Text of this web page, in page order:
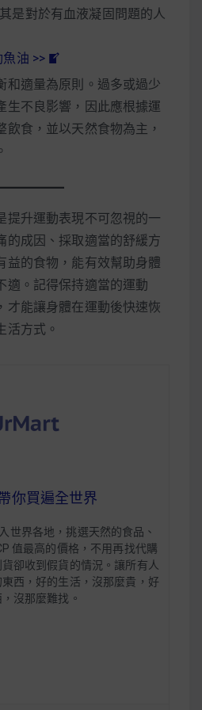
是對於有血液凝固問題的人
油 >>
和適量為原則。過多或過少
生不良影響，因此應根據運
食，並以天然食物為主，
提升運動表現不可忽視的一
的成因、採取適當的舒緩方
益的食物，能有效幫助身體
適。記得保持適當的運動
才能讓身體在運動後快速恢
活方式。
你買遍全世界
世界各地，挑選天然的食品、
值最高的價格，不用再找代購
卻收到假貨的情況。讓所有人
西， 好的生活，沒那麼貴，好
沒那麼難找 。